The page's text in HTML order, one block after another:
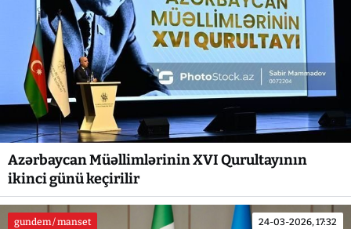
Azərbaycan Müəllimlərinin XVI Qurultayının
ikinci günü keçirilir
gundem / manset 24-03-2026, 17:32